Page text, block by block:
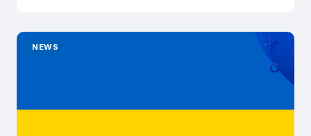
concurrence. En effet, […]
NEWS